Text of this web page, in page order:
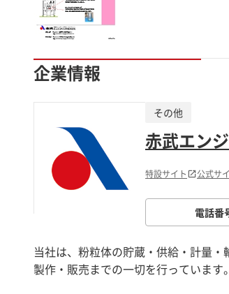
企業情報
赤武エン
その他
特設サイト 公式サ
電話番
当社は、粉粒体の貯蔵・供給・計量・
製作・販売までの一切を行っています